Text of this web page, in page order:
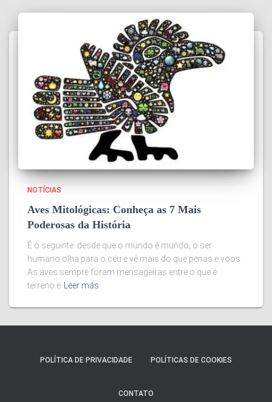
NOTÍCIAS
Aves Mitológicas: Conheça as 7 Mais
Poderosas da História
É o seguinte: desde que o mundo é mundo, o ser
humano olha para o céu e vê mais do que penas e voos.
As aves sempre foram mensageiras entre o que é
terreno e Leer más
POLÍTICA DE PRIVACIDADE POLÍTICAS DE COOKIES
CONTATO